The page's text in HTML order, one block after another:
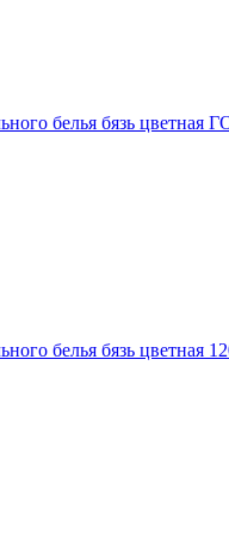
белья бязь цветная
белья бязь цветная